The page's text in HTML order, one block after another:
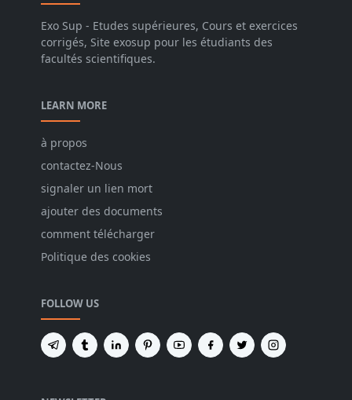
Exo Sup - Etudes supérieures, Cours et exercices
corrigés, Site exosup pour les étudiants des
facultés scientifiques.
LEARN MORE
à propos
contactez-Nous
signaler un lien mort
ajouter des documents
comment télécharger
Politique des cookies
FOLLOW US